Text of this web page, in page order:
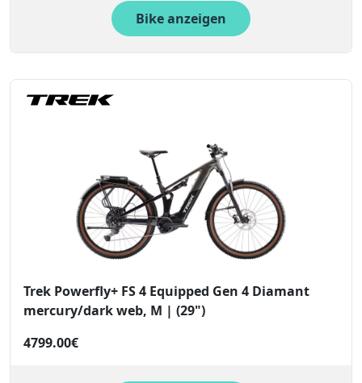
Bike anzeigen
Trek Powerfly+ FS 4 Equipped Gen 4 Diamant
mercury/dark web, M | (29")
4799.00€